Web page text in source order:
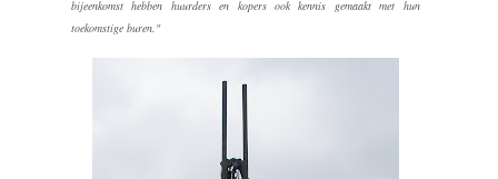
bijeenkomst hebben huurders en kopers ook kennis gemaakt met hun
toekomstige buren."